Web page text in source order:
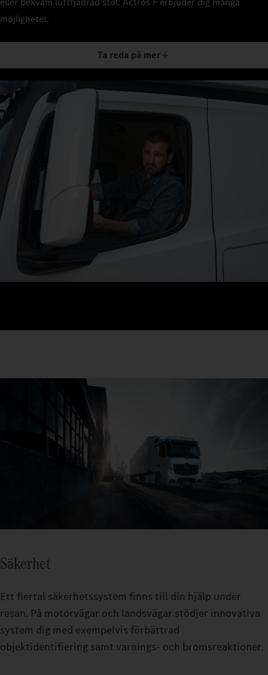
möjligheter.
Ta reda på mer
Säkerhet
Ett flertal säkerhetssystem finns till din hjälp under
resan. På motorvägar och landsvägar stödjer innovativa
system dig med exempelvis förbättrad
objektidentifiering samt varnings‑ och bromsreaktioner.